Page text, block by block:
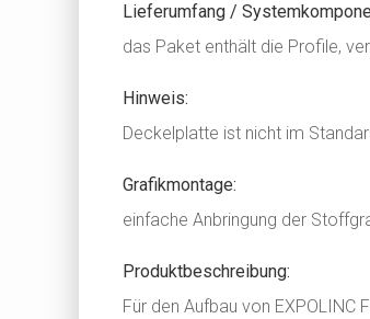
Lieferumfang /
das Paket enthält die Profile,
Hinweis:
Deckelplatte ist nicht im
Grafikmontage:
einfache Anbringung der
Produktbeschreibung:
Für den Aufbau von